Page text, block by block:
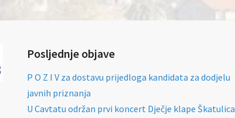
Posljednje objave
P O Z I V za dostavu prijedloga kandidata za dodjelu
javnih priznanja
U Cavtatu održan prvi koncert Dječje klape Škatulica